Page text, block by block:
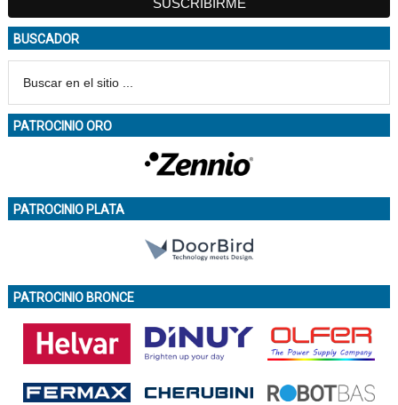
BUSCADOR
PATROCINIO ORO
PATROCINIO PLATA
PATROCINIO BRONCE